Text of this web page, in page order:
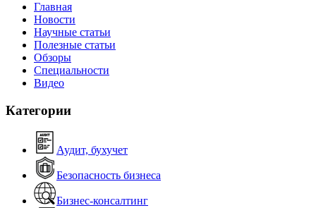
Главная
Новости
Научные статьи
Полезные статьи
Обзоры
Специальности
Видео
Категории
Аудит, бухучет
Безопасность бизнеса
Бизнес-консалтинг